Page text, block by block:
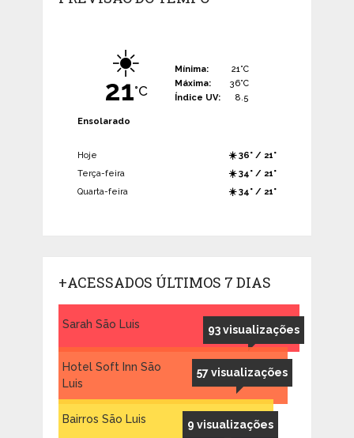
☀️
21°C
Mínima:
21°C
Máxima:
36°C
Índice UV:
8.5
Ensolarado
Hoje
☀️ 36° / 21°
Terça-feira
☀️ 34° / 21°
Quarta-feira
☀️ 34° / 21°
+ACESSADOS ÚLTIMOS 7 DIAS
93 visualizações
Sarah São Luis
57 visualizações
Hotel Soft Inn São
Luis
9 visualizações
Bairros São Luis